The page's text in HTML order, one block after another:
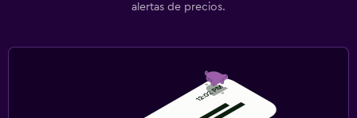
alertas de precios.